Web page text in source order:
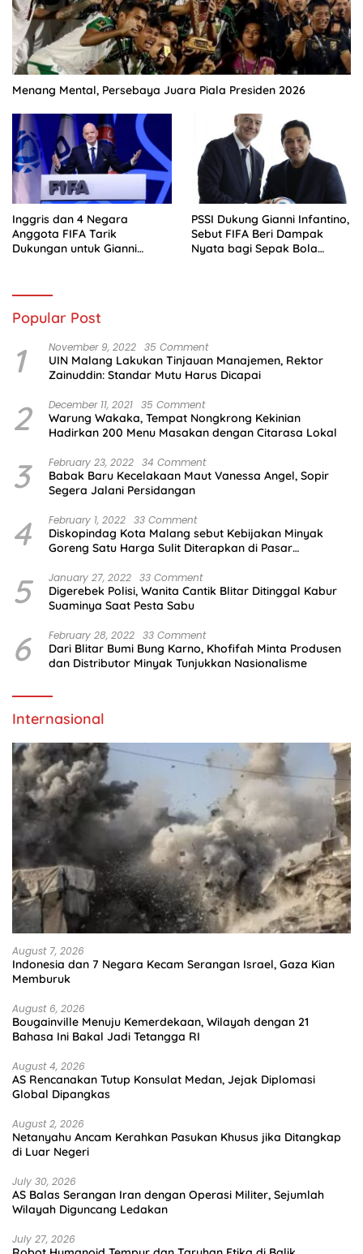
Menang Mental, Persebaya Juara Piala Presiden 2026
Inggris dan 4 Negara
Anggota FIFA Tarik
Dukungan untuk Gianni
PSSI Dukung Gianni Infantino,
Sebut FIFA Beri Dampak
Nyata bagi Sepak Bola
Popular Post
1 November 9, 2022 35 Comment
UIN Malang Lakukan Tinjauan Manajemen, Rektor
Zainuddin: Standar Mutu Harus Dicapai
2 December 11, 2021 35 Comment
Warung Wakaka, Tempat Nongkrong Kekinian
Hadirkan 200 Menu Masakan dengan Citarasa Lokal
3 February 23, 2022 34 Comment
Babak Baru Kecelakaan Maut Vanessa Angel, Sopir
Segera Jalani Persidangan
4 February 1, 2022 33 Comment
Diskopindag Kota Malang sebut Kebijakan Minyak
Goreng Satu Harga Sulit Diterapkan di Pasar
5 January 27, 2022 33 Comment
Digerebek Polisi, Wanita Cantik Blitar Ditinggal Kabur
Suaminya Saat Pesta Sabu
6 February 28, 2022 33 Comment
Dari Blitar Bumi Bung Karno, Khofifah Minta Produsen
dan Distributor Minyak Tunjukkan Nasionalisme
Internasional
August 7, 2026
Indonesia dan 7 Negara Kecam Serangan Israel, Gaza Kian
Memburuk
August 6, 2026
Bougainville Menuju Kemerdekaan, Wilayah dengan 21
Bahasa Ini Bakal Jadi Tetangga RI
August 4, 2026
AS Rencanakan Tutup Konsulat Medan, Jejak Diplomasi
Global Dipangkas
August 2, 2026
Netanyahu Ancam Kerahkan Pasukan Khusus jika Ditangkap
di Luar Negeri
July 30, 2026
AS Balas Serangan Iran dengan Operasi Militer, Sejumlah
Wilayah Diguncang Ledakan
July 27, 2026